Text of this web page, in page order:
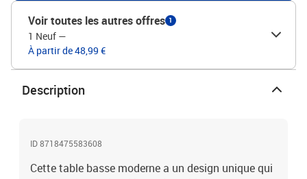
Voir toutes les autres offres 1
1 Neuf —
À partir de 48,99 €
Description
ID 8718475583608
Cette table basse moderne a un design unique qui